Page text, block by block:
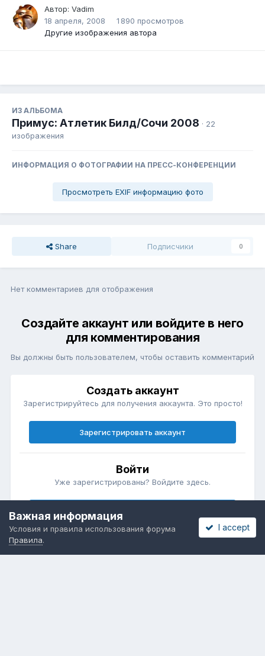
Автор: Vadim
18 апреля, 2008
1 890 просмотров
Другие изображения автора
ИЗ АЛЬБОМА
Примус: Атлетик Билд/Сочи 2008 · 22
изображения
ИНФОРМАЦИЯ О ФОТОГРАФИИ НА ПРЕСС-КОНФЕРЕНЦИИ
Просмотреть EXIF информацию фото
Share Подписчики 0
Нет комментариев для отображения
Создайте аккаунт или войдите в него
для комментирования
Вы должны быть пользователем, чтобы оставить комментарий
Создать аккаунт
Зарегистрируйтесь для получения аккаунта. Это просто!
Зарегистрировать аккаунт
Войти
Уже зарегистрированы? Войдите здесь.
Важная информация
Условия и правила использования форума
Правила.
I accept